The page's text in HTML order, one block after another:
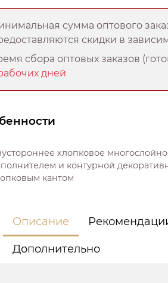
сумма оптового
скидки в
сбора оптовых заказов
дней
хлопковое
и контурной
кантом
Описание
Дополнительно